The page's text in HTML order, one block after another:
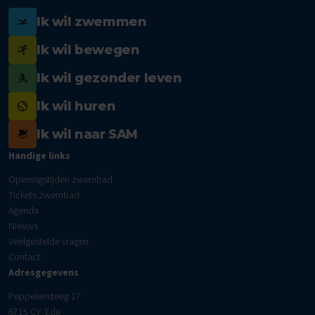
Ik wil zwemmen
Ik wil bewegen
Ik wil gezonder leven
Ik wil huren
Ik wil naar SAM
Handige links
Openingstijden zwembad
Tickets zwembad
Agenda
Nieuws
Veelgestelde vragen
Contact
Adresgegevens
Peppelensteeg 17
6715 CV Ede